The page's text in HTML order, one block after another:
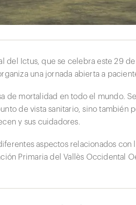
del Ictus, que se celebra este 29
una jornada abierta a
de mortalidad en todo el mundo.
de vista sanitario, sino también
y sus cuidadores.
aspectos relacionados con
Primaria del Vallès Occidental